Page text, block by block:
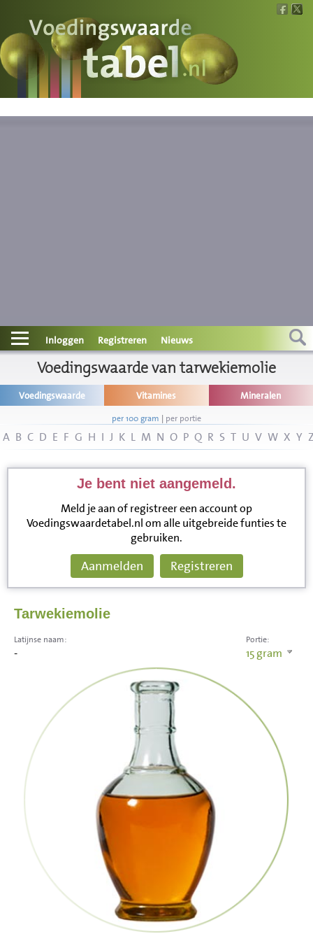
Voedingswaarde
Wat is wat?
Contact
Informatie
Disclaimer
Inloggen Registreren Nieuws
Voedingswaarde van tarwekiemolie
Voedingswaarde Vitamines Mineralen
per 100 gram | per portie
A B C D E F G H I J K L M N O P Q R S T U V W X Y
Je bent niet aangemeld.
Meld je aan of registreer een account op
Voedingswaardetabel.nl om alle uitgebreide funties te
gebruiken.
Aanmelden Registreren
Tarwekiemolie
Portie:
15gram
Latijnse naam:
-